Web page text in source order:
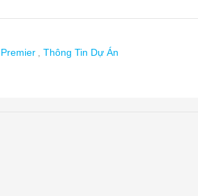
Thông Tin Dự Án